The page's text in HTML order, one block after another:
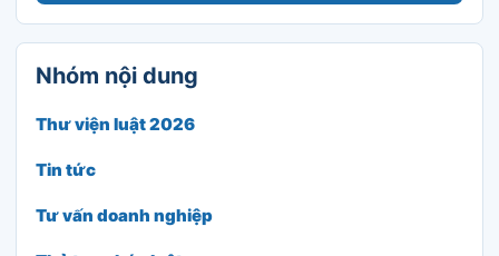
Nhóm nội dung
Thư viện luật 2026
Tin tức
Tư vấn doanh nghiệp